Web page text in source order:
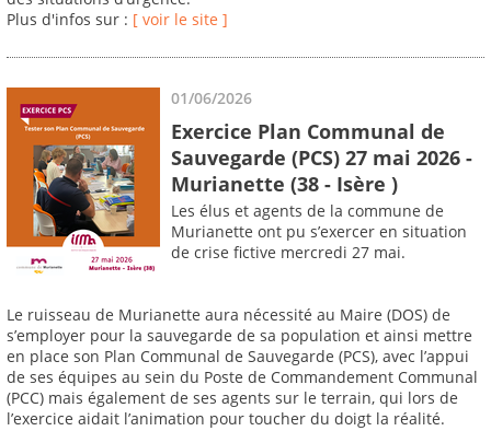
Plus d'infos sur : [ voir le site ]
01/06/2026
Exercice Plan Communal de
Sauvegarde (PCS) 27 mai 2026 -
Murianette (38 - Isère )
Les élus et agents de la commune de
Murianette ont pu s’exercer en situation
de crise fictive mercredi 27 mai.
Le ruisseau de Murianette aura nécessité au Maire (DOS) de
s’employer pour la sauvegarde de sa population et ainsi mettre
en place son Plan Communal de Sauvegarde (PCS), avec l’appui
de ses équipes au sein du Poste de Commandement Communal
(PCC) mais également de ses agents sur le terrain, qui lors de
l’exercice aidait l’animation pour toucher du doigt la réalité.